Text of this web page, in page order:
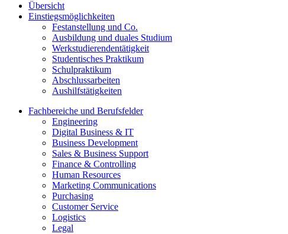
Übersicht
Einstiegsmöglichkeiten
Festanstellung und Co.
Ausbildung und duales Studium
Werkstudierendentätigkeit
Studentisches Praktikum
Schulpraktikum
Abschlussarbeiten
Aushilfstätigkeiten
Fachbereiche und Berufsfelder
Engineering
Digital Business & IT
Business Development
Sales & Business Support
Finance & Controlling
Human Resources
Marketing Communications
Purchasing
Customer Service
Logistics
Legal